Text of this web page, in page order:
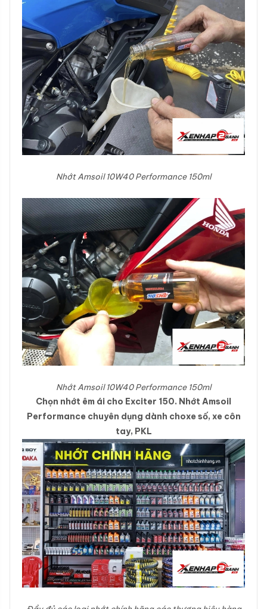
Nhớt Amsoil 10W40 Performance 150ml
Nhớt Amsoil 10W40 Performance 150ml
Chọn nhớt êm ái cho Exciter 150. Nhớt Amsoil
Performance chuyên dụng dành choxe số, xe côn
tay, PKL